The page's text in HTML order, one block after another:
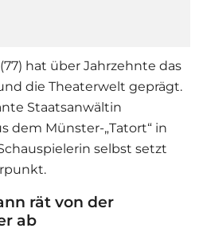
hat über Jahrzehnte das
die Theaterwelt geprägt.
Staatsanwältin
dem Münster-„Tatort“ in
selbst setzt
rät von der
ab